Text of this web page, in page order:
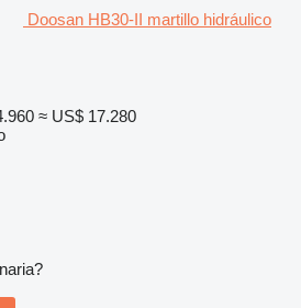
Doosan HB30-II martillo hidráulico
≈ US$ 17.280